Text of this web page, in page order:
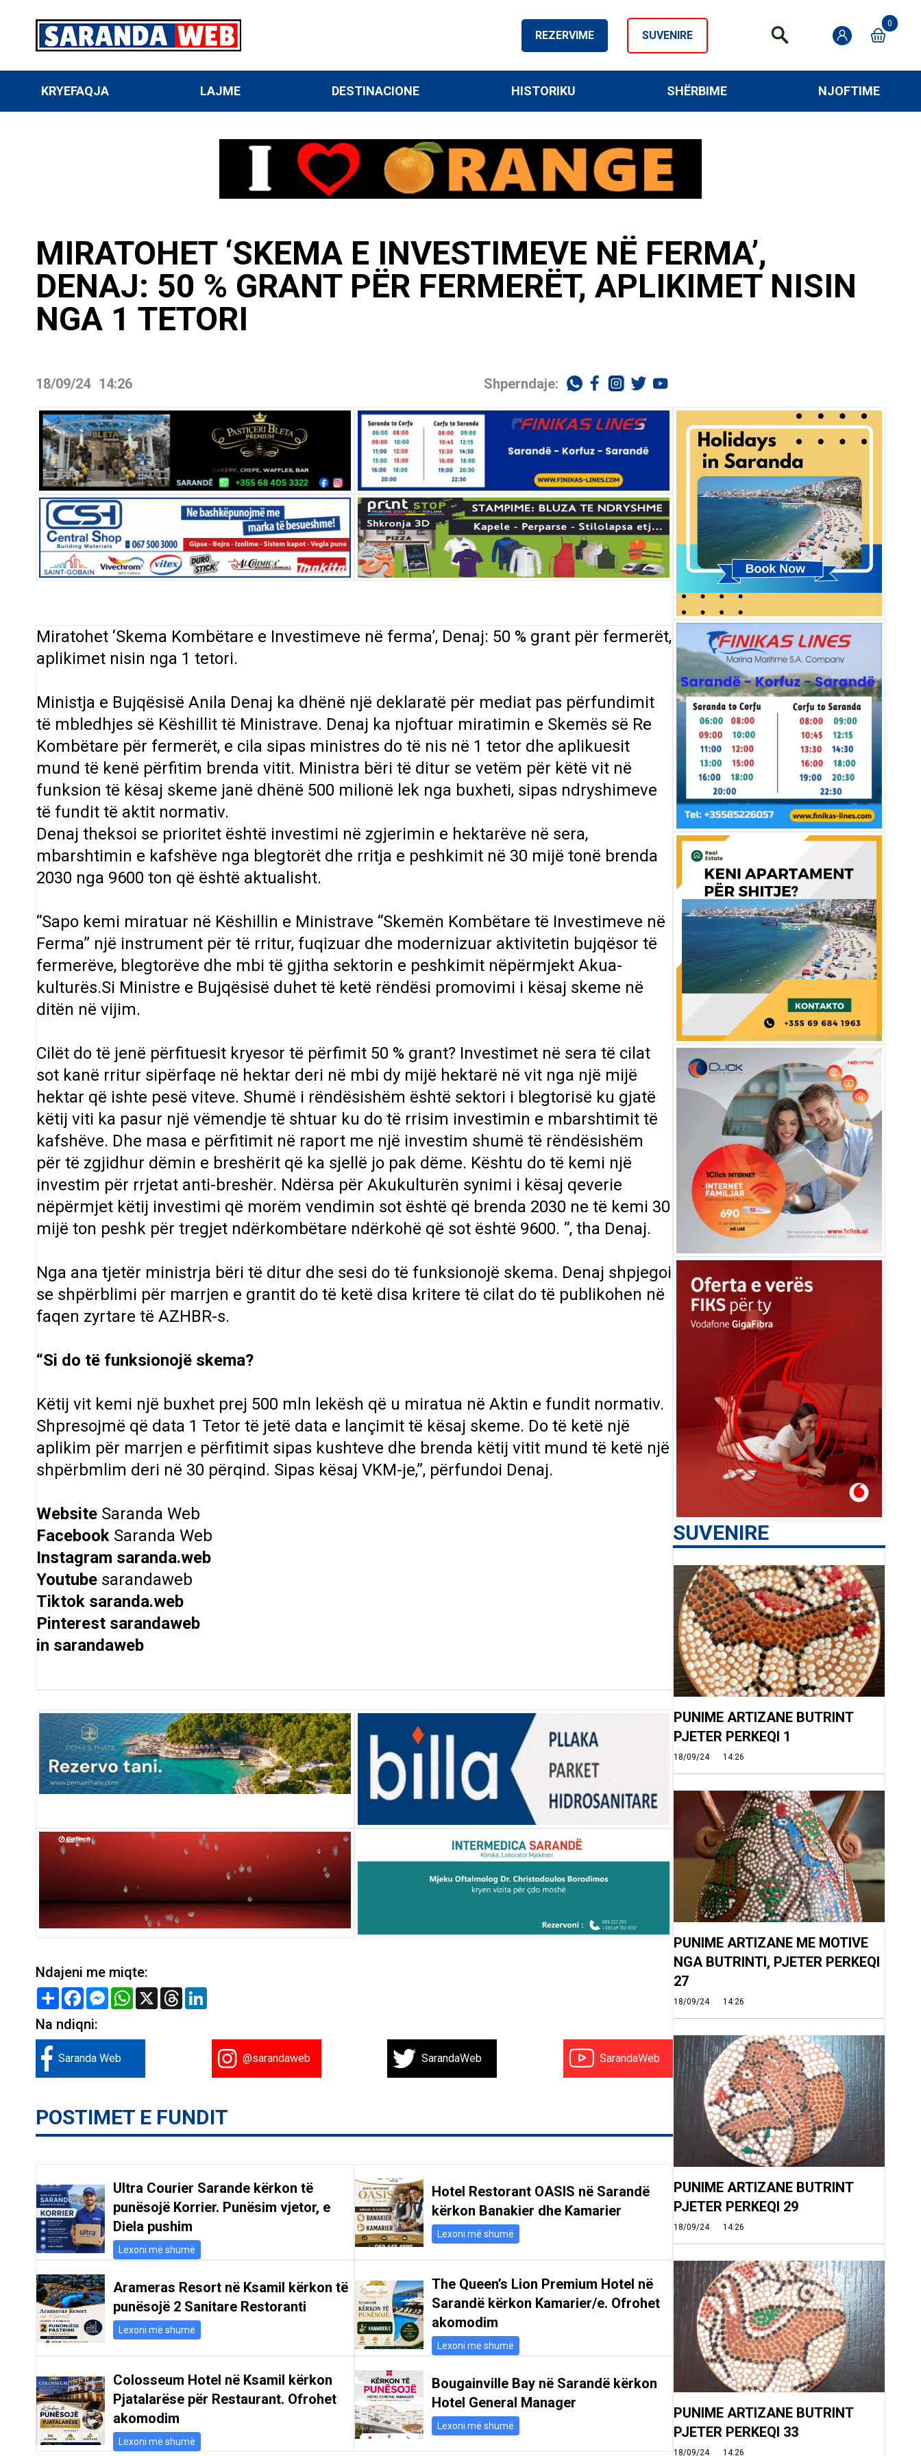
REZERVIME SUVENIRE
0
KRYEFAQJA LAJME DESTINACIONE HISTORIKU SHËRBIME NJOFTIME
MIRATOHET ‘SKEMA E INVESTIMEVE NË FERMA’,
DENAJ: 50 % GRANT PËR FERMERËT, APLIKIMET NISIN
NGA 1 TETORI
18/09/24 14:26 Shperndaje:
Miratohet ‘Skema Kombëtare e Investimeve në ferma’, Denaj: 50 % grant për fermerët,
aplikimet nisin nga 1 tetori.
Ministja e Bujqësisë Anila Denaj ka dhënë një deklaratë për mediat pas përfundimit
të mbledhjes së Këshillit të Ministrave. Denaj ka njoftuar miratimin e Skemës së Re
Kombëtare për fermerët, e cila sipas ministres do të nis në 1 tetor dhe aplikuesit
mund të kenë përfitim brenda vitit. Ministra bëri të ditur se vetëm për këtë vit në
funksion të kësaj skeme janë dhënë 500 milionë lek nga buxheti, sipas ndryshimeve
të fundit të aktit normativ.
Denaj theksoi se prioritet është investimi në zgjerimin e hektarëve në sera,
mbarshtimin e kafshëve nga blegtorët dhe rritja e peshkimit në 30 mijë tonë brenda
2030 nga 9600 ton që është aktualisht.
“Sapo kemi miratuar në Këshillin e Ministrave “Skemën Kombëtare të Investimeve në
Ferma” një instrument për të rritur, fuqizuar dhe modernizuar aktivitetin bujqësor të
fermerëve, blegtorëve dhe mbi të gjitha sektorin e peshkimit nëpërmjekt Akua-
kulturës.Si Ministre e Bujqësisë duhet të ketë rëndësi promovimi i kësaj skeme në
ditën në vijim.
Cilët do të jenë përfituesit kryesor të përfimit 50 % grant? Investimet në sera të cilat
sot kanë rritur sipërfaqe në hektar deri në mbi dy mijë hektarë në vit nga një mijë
hektar që ishte pesë viteve. Shumë i rëndësishëm është sektori i blegtorisë ku gjatë
këtij viti ka pasur një vëmendje të shtuar ku do të rrisim investimin e mbarshtimit të
kafshëve. Dhe masa e përfitimit në raport me një investim shumë të rëndësishëm
për të zgjidhur dëmin e breshërit që ka sjellë jo pak dëme. Kështu do të kemi një
investim për rrjetat anti-breshër. Ndërsa për Akukulturën synimi i kësaj qeverie
nëpërmjet këtij investimi që morëm vendimin sot është që brenda 2030 ne të kemi 30
mijë ton peshk për tregjet ndërkombëtare ndërkohë që sot është 9600. “, tha Denaj.
Nga ana tjetër ministrja bëri të ditur dhe sesi do të funksionojë skema. Denaj shpjegoi
se shpërblimi për marrjen e grantit do të ketë disa kritere të cilat do të publikohen në
faqen zyrtare të AZHBR-s.
“Si do të funksionojë skema?
Këtij vit kemi një buxhet prej 500 mln lekësh që u miratua në Aktin e fundit normativ.
Shpresojmë që data 1 Tetor të jetë data e lançimit të kësaj skeme. Do të ketë një
aplikim për marrjen e përfitimit sipas kushteve dhe brenda këtij vitit mund të ketë një
shpërbmlim deri në 30 përqind. Sipas kësaj VKM-je,”, përfundoi Denaj.
Website Saranda Web
Facebook Saranda Web
Instagram saranda.web
Youtube sarandaweb
Tiktok saranda.web
Pinterest sarandaweb
in sarandaweb
Ndajeni me miqte:
Share FacebookMessenger
WhatsApp
X Threads
Na ndiqni:
Saranda Web @sarandaweb SarandaWeb SarandaWeb
POSTIMET E FUNDIT
Ultra Courier Sarande kërkon të
punësojë Korrier. Punësim vjetor, e
Diela pushim
Lexoni më shumë
Hotel Restorant OASIS në Sarandë
kërkon Banakier dhe Kamarier
Lexoni më shumë
Arameras Resort në Ksamil kërkon të
punësojë 2 Sanitare Restoranti
Lexoni më shumë
The Queen’s Lion Premium Hotel në
Sarandë kërkon Kamarier/e. Ofrohet
akomodim
Lexoni më shumë
Colosseum Hotel në Ksamil kërkon
Pjatalarëse për Restaurant. Ofrohet
akomodim
Lexoni më shumë
Bougainville Bay në Sarandë kërkon
Hotel General Manager
Lexoni më shumë
SUVENIRE
PUNIME ARTIZANE BUTRINT
PJETER PERKEQI 1
18/09/24 14:26
PUNIME ARTIZANE ME MOTIVE
NGA BUTRINTI, PJETER PERKEQI
27
18/09/24 14:26
PUNIME ARTIZANE BUTRINT
PJETER PERKEQI 29
18/09/24 14:26
PUNIME ARTIZANE BUTRINT
PJETER PERKEQI 33
18/09/24 14:26